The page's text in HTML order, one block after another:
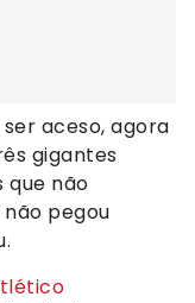
aceso, agora
gigantes
que não
pegou